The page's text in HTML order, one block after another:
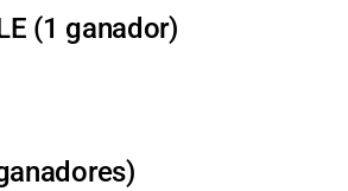
(1 ganador)